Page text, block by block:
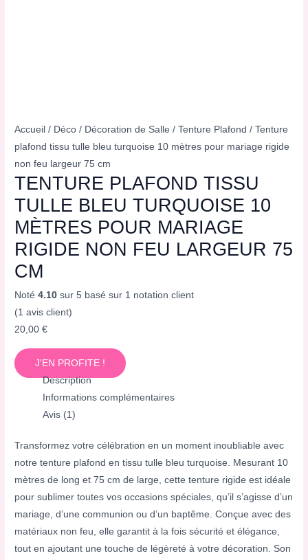
Accueil / Déco / Décoration de Salle /Tenture Plafond / Tenture
plafond tissu tulle bleu turquoise 10 mètres pour mariage rigide
non feu largeur 75 cm
TENTURE PLAFOND TISSU
TULLE BLEU TURQUOISE 10
MÈTRES POUR MARIAGE
RIGIDE NON FEU LARGEUR 75
CM
Noté4.10 sur 5 basé sur 1 notation client
(1 avis client)
20,00€
J'EN PROFITE !
Description
Informations complémentaires
Avis (1)
Transformez votre célébration en un moment inoubliable avec
notre tenture plafond en tissu tulle bleu turquoise. Mesurant 10
mètres de long et 75 cm de large, cette tenture rigide est idéale
pour sublimer toutes vos occasions spéciales, qu’il s’agisse d’un
mariage, d’une communion ou d’un baptême. Conçue avec des
matériaux non feu, elle garantit à la fois sécurité et élégance,
tout en ajoutant une touche de légèreté à votre décoration. Son